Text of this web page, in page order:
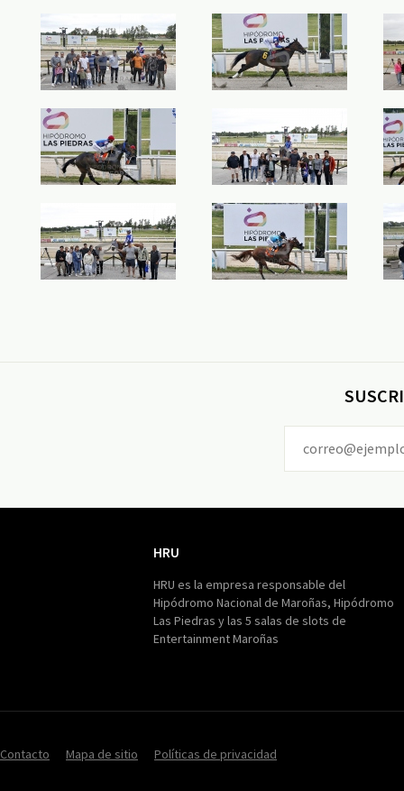
HRU
HRU es la empresa responsable del
Hipódromo Nacional de Maroñas, Hipódromo
Las Piedras y las 5 salas de slots de
Entertainment Maroñas
Contacto Mapa de sitio Políticas de privacidad